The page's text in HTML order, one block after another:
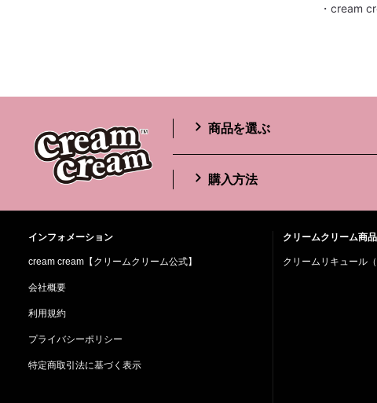
・cream
商品を選ぶ
購入方法
インフォメーション
cream cream【クリームクリーム公式】
会社概要
利用規約
プライバシーポリシー
特定商取引法に基づく表示
クリームクリーム商
クリームリキュール（